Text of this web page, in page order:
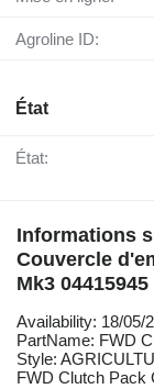
Agroline ID:
État
État:
Informations
Couvercle
Mk3 04415945
Availability: 18/05/
PartName: FWD
Style:
FWD Clutch Pack